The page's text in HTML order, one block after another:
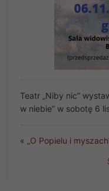
Teatr „Niby nic”
w niebie” w sobotę 6
« „O Popielu i